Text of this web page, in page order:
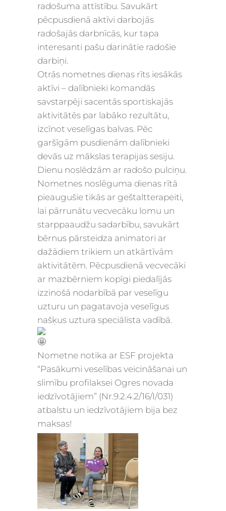
radošuma attīstību. Savukārt
pēcpusdienā aktīvi darbojās
radošajās darbnīcās, kur tapa
interesanti pašu darinātie radošie
darbiņi.
Otrās nometnes dienas rīts iesākās
aktīvi – dalībnieki komandās
savstarpēji sacentās sportiskajās
aktivitātēs par labāko rezultātu,
izcīnot veselīgas balvas. Pēc
garšīgām pusdienām dalībnieki
devās uz mākslas terapijas sesiju.
Dienu noslēdzām ar radošo pulciņu.
Nometnes noslēguma dienas rītā
pieaugušie tikās ar geštaltterapeiti,
lai pārrunātu vecvecāku lomu un
starppaaudžu sadarbību, savukārt
bērnus pārsteidza animatori ar
dažādiem trikiem un atkārtīvām
aktivitātēm. Pēcpusdienā vecvecāki
ar mazbērniem kopīgi piedalījās
izzinošā nodarbībā par veselīgu
uzturu un pagatavoja veselīgus
našķus uztura speciālista vadībā.
Nometne notika ar ESF projekta
“Pasākumi veselības veicināšanai un
slimību profilaksei Ogres novada
iedzīvotājiem” (Nr.9.2.4.2/16/I/031)
atbalstu un iedzīvotājiem bija bez
maksas!